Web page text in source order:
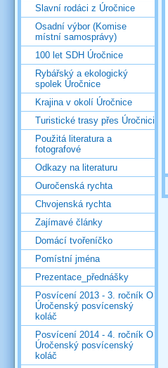
Slavní rodáci z Úročnice
Osadní výbor (Komise
místní samosprávy)
100 let SDH Úročnice
Rybářský a ekologický
spolek Úročnice
Krajina v okolí Úročnice
Turistické trasy přes Úročnici
Použitá literatura a
fotografové
Odkazy na literaturu
Ouročenská rychta
Chvojenská rychta
Zajímavé články
Domácí tvořeníčko
Pomístní jména
Prezentace_přednášky
Posvícení 2013 - 3. ročník O
Úročenský posvícenský
koláč
Posvícení 2014 - 4. ročník O
Úročenský posvícenský
koláč